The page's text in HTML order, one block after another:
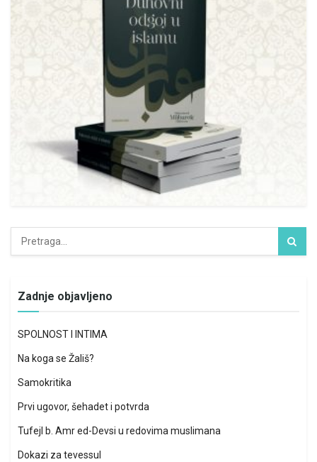
Zadnje objavljeno
SPOLNOST I INTIMA
Na koga se Žališ?
Samokritika
Prvi ugovor, šehadet i potvrda
Tufejl b. Amr ed-Devsi u redovima muslimana
Dokazi za tevessul